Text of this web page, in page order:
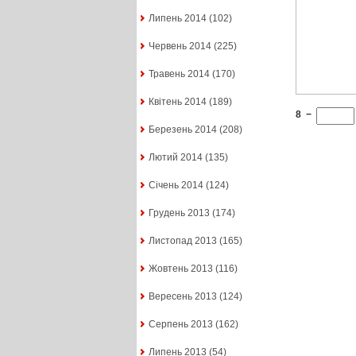
Липень 2014(102)
Червень 2014(225)
Травень 2014(170)
Квітень 2014(189)
Березень 2014(208)
Лютий 2014(135)
Січень 2014(124)
Грудень 2013 (174)
Листопад 2013 (165)
Жовтень 2013 (116)
Вересень 2013 (124)
Серпень 2013 (162)
Липень 2013 (54)
8 −